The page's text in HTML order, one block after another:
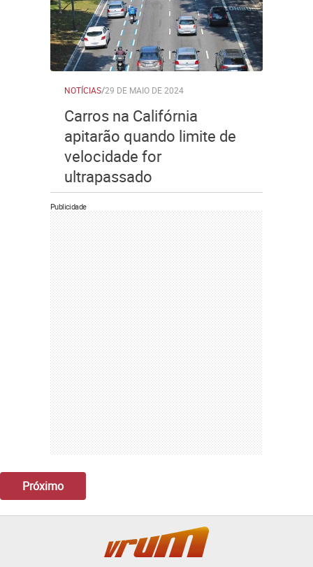
NOTÍCIAS/29 DE MAIO DE 2024
Carros na Califórnia
apitarão quando limite de
velocidade for
ultrapassado
Publicidade
Próximo